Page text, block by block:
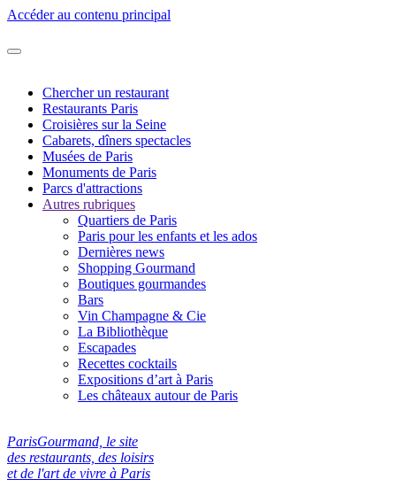
Accéder au contenu principal
Chercher un restaurant
Restaurants Paris
Croisières sur la Seine
Cabarets, dîners spectacles
Musées de Paris
Monuments de Paris
Parcs d'attractions
Autres rubriques
Quartiers de Paris
Paris pour les enfants et les ados
Dernières news
Shopping Gourmand
Boutiques gourmandes
Bars
Vin Champagne & Cie
La Bibliothèque
Escapades
Recettes cocktails
Expositions d’art à Paris
Les châteaux autour de Paris
ParisGourmand, le site
des restaurants, des loisirs
et de l'art de vivre à Paris